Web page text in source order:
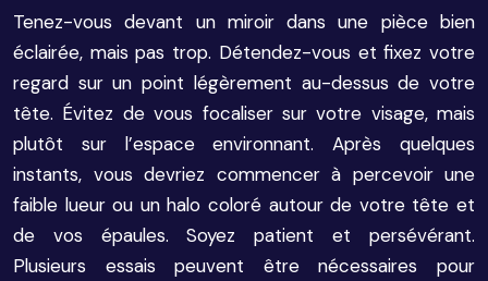
Tenez-vous devant un miroir dans une pièce bien
éclairée, mais pas trop. Détendez-vous et fixez votre
regard sur un point légèrement au-dessus de votre
tête. Évitez de vous focaliser sur votre visage, mais
plutôt sur l’espace environnant. Après quelques
instants, vous devriez commencer à percevoir une
faible lueur ou un halo coloré autour de votre tête et
de vos épaules. Soyez patient et persévérant.
Plusieurs essais peuvent être nécessaires pour